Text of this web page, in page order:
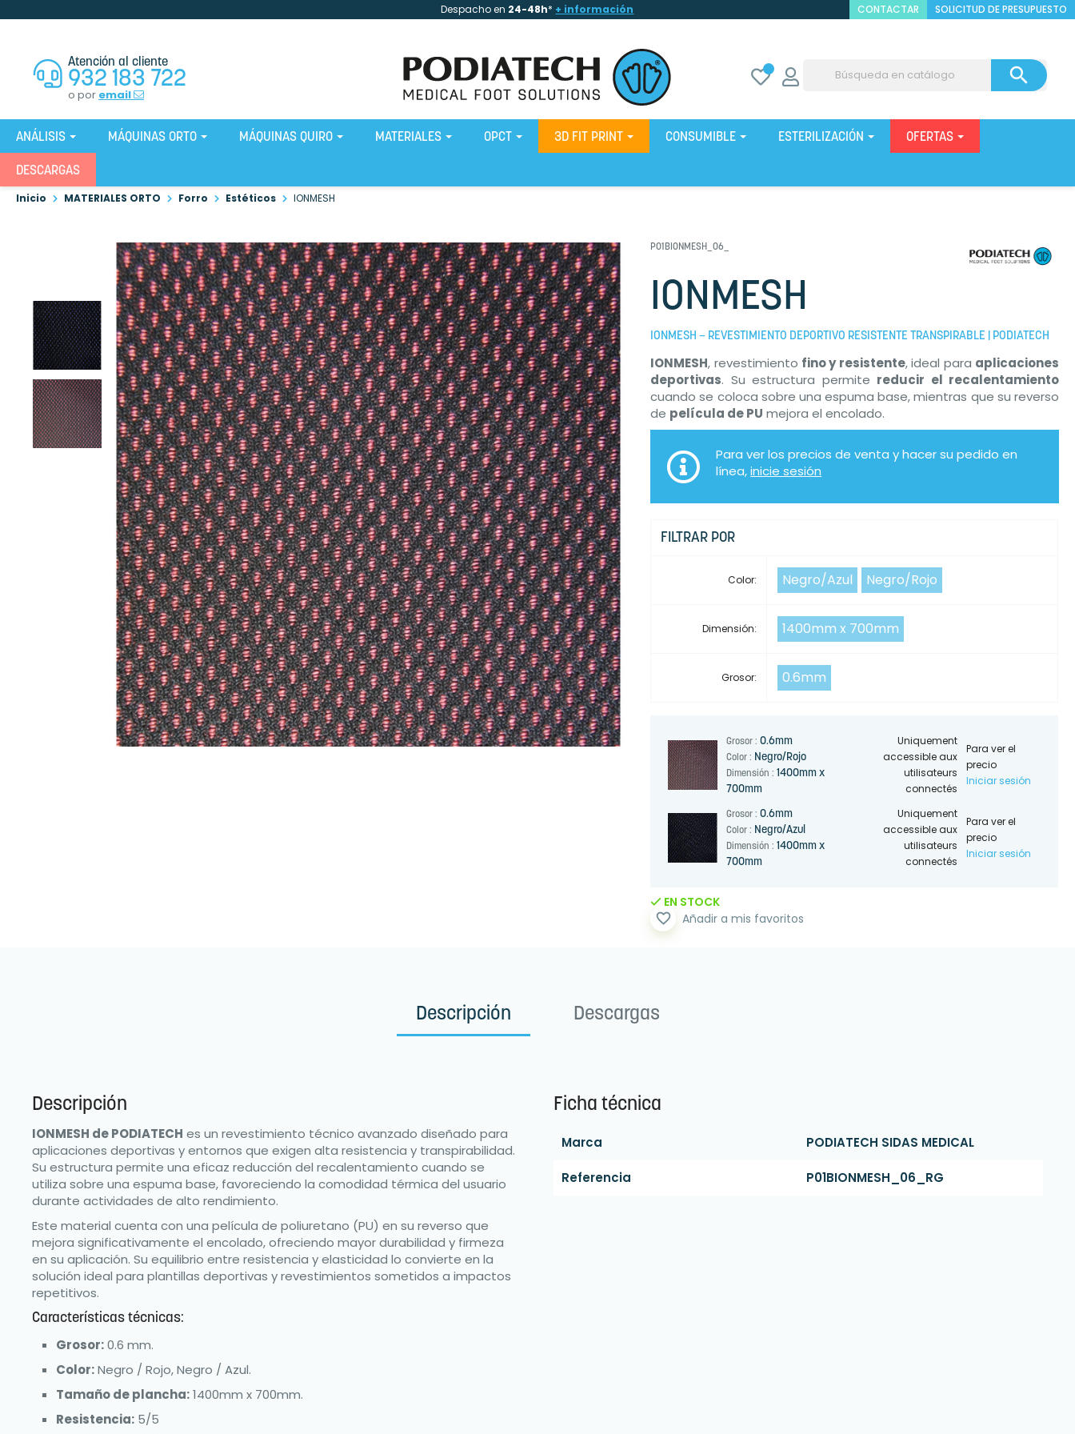
Despacho en 24-48h* + información CONTACTAR SOLICITUD DE PRESUPUESTO
Atención al cliente
932 183 722
o por email

ANÁLISIS MÁQUINAS ORTO MÁQUINAS QUIRO MATERIALES OPCT 3D FIT PRINT CONSUMIBLE ESTERILIZACIÓN OFERTAS
DESCARGAS
Inicio MATERIALES ORTO Forro Estéticos IONMESH
P01BIONMESH_06_
IONMESH
IONMESH – REVESTIMIENTO DEPORTIVO RESISTENTE TRANSPIRABLE | PODIATECH
IONMESH, revestimiento fino y resistente, ideal para aplicaciones
deportivas. Su estructura permite reducir el recalentamiento
cuando se coloca sobre una espuma base, mientras que su reverso
de película de PU mejora el encolado.
Para ver los precios de venta y hacer su pedido en
línea,inicie sesión
FILTRAR POR
Color: Negro/Azul Negro/Rojo
Dimensión: 1400mm x 700mm
Grosor: 0.6mm
Grosor : 0.6mm
Color : Negro/Rojo
Dimensión : 1400mm x
700mm
Uniquement
accessible aux
utilisateurs
connectés
Para ver el
precio
Iniciar sesión
Grosor : 0.6mm
Color : Negro/Azul
Dimensión : 1400mm x
700mm
Uniquement
accessible aux
utilisateurs
connectés
Para ver el
precio
Iniciar sesión
EN STOCK
favorite_border Añadir a mis favoritos
Descripción Descargas
Descripción
IONMESH de PODIATECH es un revestimiento técnico avanzado diseñado para
aplicaciones deportivas y entornos que exigen alta resistencia y transpirabilidad.
Su estructura permite una eficaz reducción del recalentamiento cuando se
utiliza sobre una espuma base, favoreciendo la comodidad térmica del usuario
durante actividades de alto rendimiento.
Este material cuenta con una película de poliuretano (PU) en su reverso que
mejora significativamente el encolado, ofreciendo mayor durabilidad y firmeza
en su aplicación. Su equilibrio entre resistencia y elasticidad lo convierte en la
solución ideal para plantillas deportivas y revestimientos sometidos a impactos
repetitivos.
Características técnicas:
Grosor:0.6 mm.
Color:Negro / Rojo, Negro / Azul.
Tamaño de plancha:1400mm x 700mm.
Resistencia: 5/5
Ficha técnica
Marca PODIATECH SIDAS MEDICAL
Referencia P01BIONMESH_06_RG